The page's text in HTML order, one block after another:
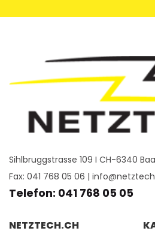
Sihlbruggstrasse 109 I CH-6340
Fax: 041 768 05 06 |
Telefon: 041 768 05 05
NETZTECH.CH